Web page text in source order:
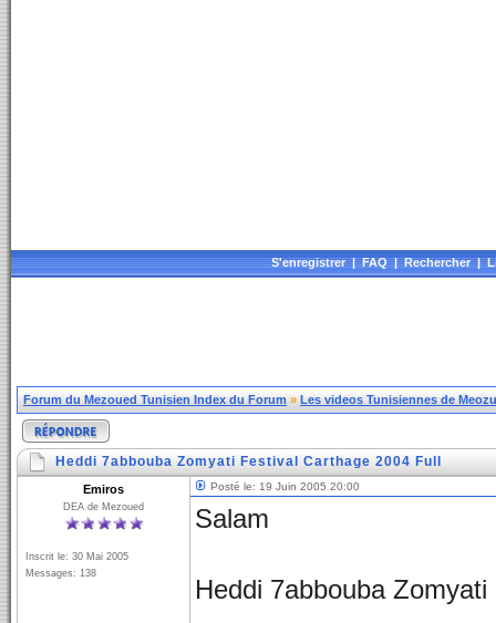
S'enregistrer|FAQ|Rechercher|
Forum du Mezoued Tunisien Index du Forum » Les videos Tunisiennes de
Heddi 7abbouba Zomyati Festival Carthage 2004 Full
Emiros
DEA de Mezoued
Inscrit le: 30 Mai 2005
Messages: 138
Posté le: 19 Juin 2005 20:00
Salam
Heddi 7abbouba